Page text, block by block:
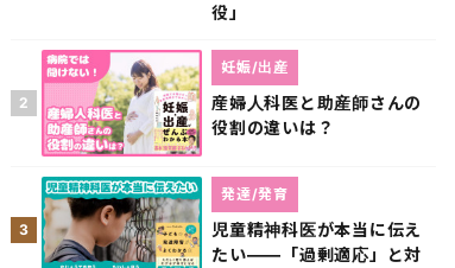
役」
2
産婦人科医と助産師さんの
役割の違いは？
妊娠/出産
3
児童精神科医が本当に伝え
たい――「過剰適応」と対
発達/発育